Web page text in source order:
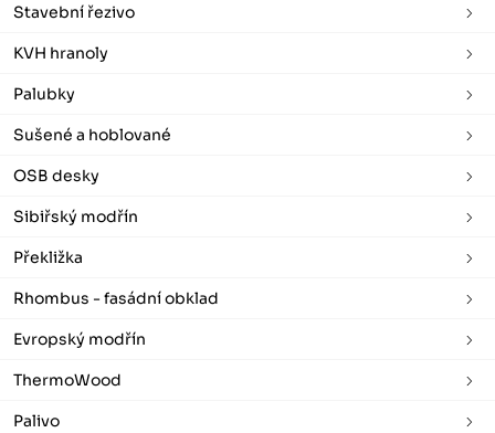
Stavební řezivo
KVH hranoly
Palubky
Sušené a hoblované
OSB desky
Sibiřský modřín
Překližka
Rhombus - fasádní obklad
Evropský modřín
ThermoWood
Palivo